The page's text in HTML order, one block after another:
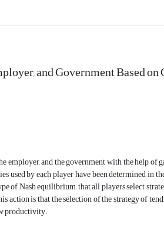
and Government Based on
employer, and the government with the help of
used by each player have been determined in
of Nash equilibrium, that all players select
action is that the selection of the strategy of
productivity.